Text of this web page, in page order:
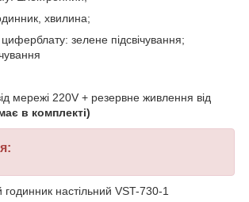
хвилина;
зелене підсвічування;
мережі 220V + резервне живлення від
в комплекті)
годинник настільний VST-730-1